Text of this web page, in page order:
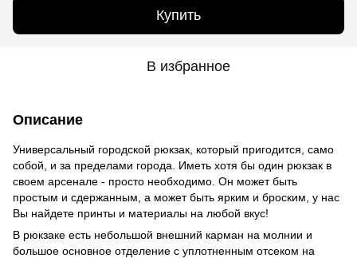
Купить
В избранное
Описание
Универсальный городской рюкзак, который пригодится, само
собой, и за пределами города. Иметь хотя бы один рюкзак в
своем арсенале - просто необходимо. Он может быть
простым и сдержанным, а может быть ярким и броским, у нас
Вы найдете принты и материалы на любой вкус!
В рюкзаке есть небольшой внешний карман на молнии и
большое основное отделение с уплотненным отсеком на